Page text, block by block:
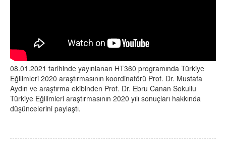
08.01.2021 tarihinde yayınlanan HT360 programında Türkiye
Eğilimleri 2020 araştırmasının koordinatörü Prof. Dr. Mustafa
Aydın ve araştırma ekibinden Prof. Dr. Ebru Canan Sokullu
Türkiye Eğilimleri araştırmasının 2020 yılı sonuçları hakkında
düşüncelerini paylaştı.